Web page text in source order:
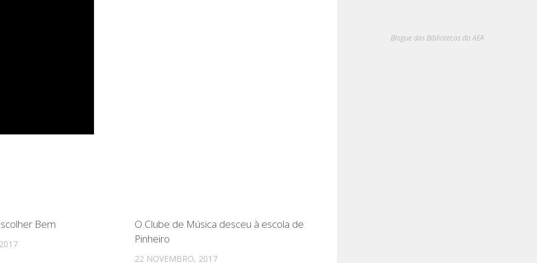
Bem
O Clube de Música desceu à escola de
Pinheiro
22 NOVEMBRO, 2017
Blogue das Bibliotecas do AEA